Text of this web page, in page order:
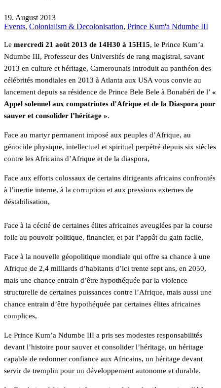
19. August 2013
Events, Colonialism & Decolonisation, Prince Kum'a Ndumbe III
Le mercredi 21 août 2013 de 14H30 à 15H15, le Prince Kum’a
Ndumbe III, Professeur des Universités de rang magistral, savant
2013 en culture et héritage, Camerounais introduit au panthéon des
célébrités mondiales en 2013 à Atlanta aux USA vous convie au
lancement depuis sa résidence de Prince Bele Bele à Bonabéri de l’ «
Appel solennel aux compatriotes d’Afrique et de la Diaspora pour
sauver et consolider l’héritage ».
Face au martyr permanent imposé aux peuples d’Afrique, au
génocide physique, intellectuel et spirituel perpétré depuis six siècles
contre les Africains d’Afrique et de la diaspora,
Face aux efforts colossaux de certains dirigeants africains confrontés
à l’inertie interne, à la corruption et aux pressions externes de
déstabilisation,
Face à la cécité de certaines élites africaines aveuglées par la course
folle au pouvoir politique, financier, et par l’appât du gain facile,
Face à la nouvelle géopolitique mondiale qui offre sa chance à une
Afrique de 2,4 milliards d’habitants d’ici trente sept ans, en 2050,
mais une chance entrain d’être hypothéquée par la violence
structurelle de certaines puissances contre l’Afrique, mais aussi une
chance entrain d’être hypothéquée par certaines élites africaines
complices,
Le Prince Kum’a Ndumbe III a pris ses modestes responsabilités
devant l’histoire pour sauver et consolider l’héritage, un héritage
capable de redonner confiance aux Africains, un héritage devant
servir de tremplin pour un développement autonome et durable.